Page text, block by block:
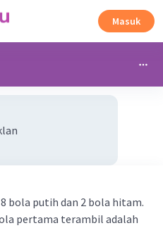
Masuk
bola putih dan 2 bola hitam.
pertama terambil adalah